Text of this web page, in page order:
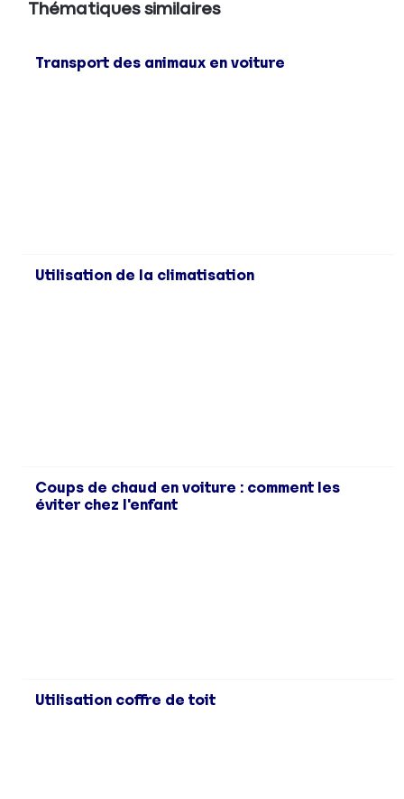
Thématiques similaires
Transport des animaux en voiture
Utilisation de la climatisation
Coups de chaud en voiture : comment les
éviter chez l'enfant
Utilisation coffre de toit